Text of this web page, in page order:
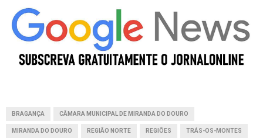
c
e
b
k
t
s
p
k
e
n
s
e
e
d
BRAGANÇA CÂMARA MUNICIPAL DE MIRANDA DO DOURO
MIRANDA DO DOURO REGIÃO NORTE REGIÕES TRÁS-OS-MONTES